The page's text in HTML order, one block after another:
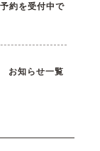
約を受付中で
お知らせ一覧